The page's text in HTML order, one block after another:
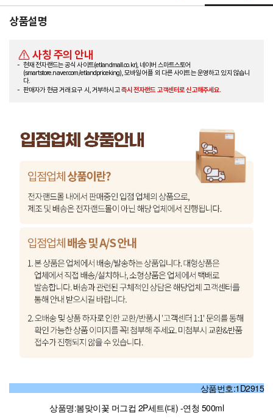
상품설명
사칭 주의 안내
현재 전자랜드는 공식 사이트(etlandmall.co.kr), 네이버 스마트스토어
(smartstore.naver.com/etlandpriceking), 모바일 어플 외 다른 사이트는 운영하고 있지 않습니
다.
판매자가 현금 거래 요구 시, 거부하시고즉시 전자랜드 고객센터로 신고해주세요.
상품번호:1D2915
상품명:봄맞이꽃 머그컵 2P세트(대) -연청 500ml